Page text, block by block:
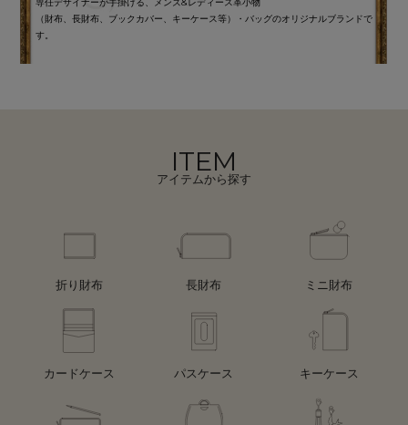
専任デザイナーが手掛ける、メンズ&レディース革小物
（財布、長財布、ブックカバー、キーケース等）・バッグのオリジナルブランドで
す。
ITEM
アイテムから探す
折り財布 長財布 ミニ財布
カードケース パスケース キーケース